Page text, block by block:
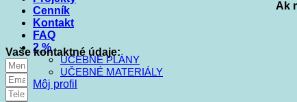
Cenník
Kontakt
FAQ
2 %
UČEBNÉ PLÁNY
UČEBNÉ MATERIÁLY
Môj profil
Ak
Vaše kontaktné údaje: